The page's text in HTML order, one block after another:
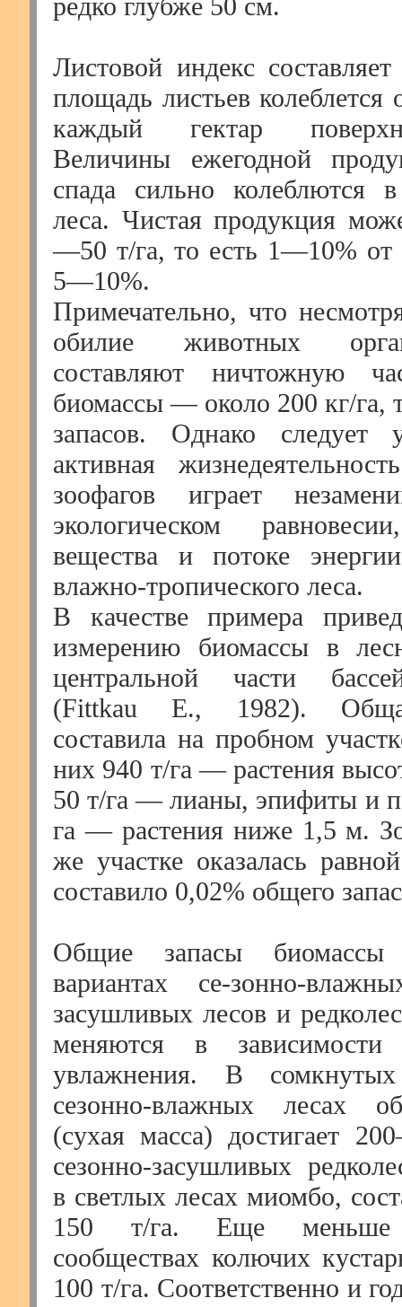
Листовой индекс
площадь листьев колеблется
каждый гектар
Величины ежегодной
спада сильно колеблются
леса. Чистая продукция
—50 т/га, то есть 1—10% от
5—10%.
Примечательно, что
обилие животных
составляют ничтожную
биомассы — около 200 кг/га,
запасов. Однако следует
активная
зоофагов играет
экологическом
вещества и потоке
влажно-тропического леса.
В качестве примера
измерению биомассы в
центральной части
(Fittkau E., 1982).
составила на пробном
них 940 т/га — растения
50 т/га — лианы, эпифиты и
га — растения ниже 1,5 м.
же участке оказалась
составило 0,02% общего
Общие запасы
вариантах се-зонно-
засушливых лесов и
меняются в зависимости
увлажнения. В сомкнутых
сезонно-влажных лесах
(сухая масса) достигает
сезонно-засушливых
в светлых лесах миомбо,
150 т/га. Еще меньше
сообществах колючих
100 т/га. Соответственно и